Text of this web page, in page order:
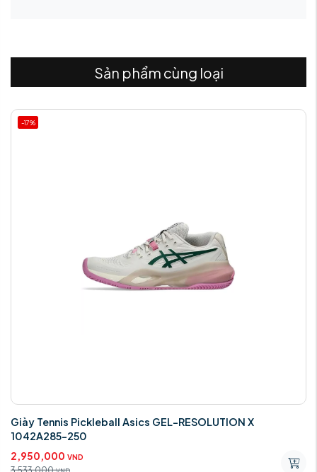
Sản phẩm cùng loại
-17%
Giày Tennis Pickleball Asics GEL-RESOLUTION X
1042A285-250
2,950,000 VND